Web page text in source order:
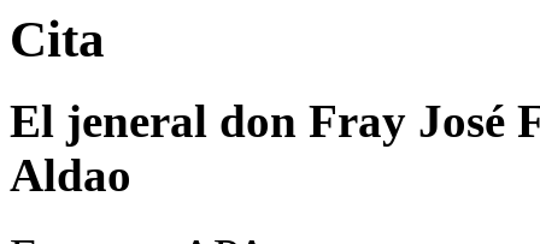
Cita
El jeneral don Fray José
Aldao